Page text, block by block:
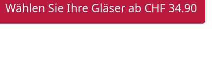
Wählen Sie Ihre Gläser ab CHF 34.90